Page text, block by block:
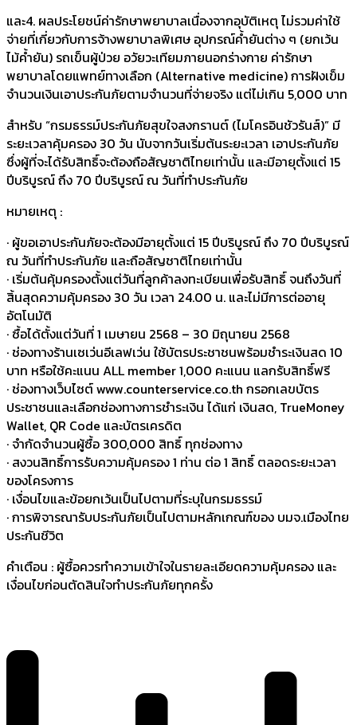
และ4. ผลประโยชน์ค่ารักษาพยาบาลเนื่องจากอุบัติเหตุ ไม่รวมค่าใช้
จ่ายที่เกี่ยวกับการจ้างพยาบาลพิเศษ อุปกรณ์ค้ำยันต่าง ๆ (ยกเว้น
ไม้ค้ำยัน) รถเข็นผู้ป่วย อวัยวะเทียมภายนอกร่างกาย ค่ารักษา
พยาบาลโดยแพทย์ทางเลือก (Alternative medicine) การฝังเข็ม
จำนวนเงินเอาประกันภัยตามจำนวนที่จ่ายจริง แต่ไม่เกิน 5,000 บาท
สำหรับ “กรมธรรม์ประกันภัยสุขใจสงกรานต์ (ไมโครอินชัวรันส์)” มี
ระยะเวลาคุ้มครอง 30 วัน นับจากวันเริ่มต้นระยะเวลา เอาประกันภัย
ซึ่งผู้ที่จะได้รับสิทธิ์จะต้องถือสัญชาติไทยเท่านั้น และมีอายุตั้งแต่ 15
ปีบริบูรณ์ ถึง 70 ปีบริบูรณ์ ณ วันที่ทำประกันภัย
หมายเหตุ :
· ผู้ขอเอาประกันภัยจะต้องมีอายุตั้งแต่ 15 ปีบริบูรณ์ ถึง 70 ปีบริบูรณ์
ณ วันที่ทำประกันภัย และถือสัญชาติไทยเท่านั้น
· เริ่มต้นคุ้มครองตั้งแต่วันที่ลูกค้าลงทะเบียนเพื่อรับสิทธิ์ จนถึงวันที่
สิ้นสุดความคุ้มครอง 30 วัน เวลา 24.00 น. และไม่มีการต่ออายุ
อัตโนมัติ
· ซื้อได้ตั้งแต่วันที่ 1 เมษายน 2568 – 30 มิถุนายน 2568
· ช่องทางร้านเซเว่นอีเลฟเว่น ใช้บัตรประชาชนพร้อมชำระเงินสด 10
บาท หรือใช้คะแนน ALL member 1,000 คะแนน แลกรับสิทธิ์ฟรี
· ช่องทางเว็บไซต์ www.counterservice.co.th กรอกเลขบัตร
ประชาชนและเลือกช่องทางการชำระเงิน ได้แก่ เงินสด, TrueMoney
Wallet, QR Code และบัตรเครดิต
· จำกัดจำนวนผู้ซื้อ 300,000 สิทธิ์ ทุกช่องทาง
· สงวนสิทธิ์การรับความคุ้มครอง 1 ท่าน ต่อ 1 สิทธิ์ ตลอดระยะเวลา
ของโครงการ
· เงื่อนไขและข้อยกเว้นเป็นไปตามที่ระบุในกรมธรรม์
· การพิจารณารับประกันภัยเป็นไปตามหลักเกณฑ์ของ บมจ.เมืองไทย
ประกันชีวิต
คำเตือน : ผู้ซื้อควรทำความเข้าใจในรายละเอียดความคุ้มครอง และ
เงื่อนไขก่อนตัดสินใจทำประกันภัยทุกครั้ง